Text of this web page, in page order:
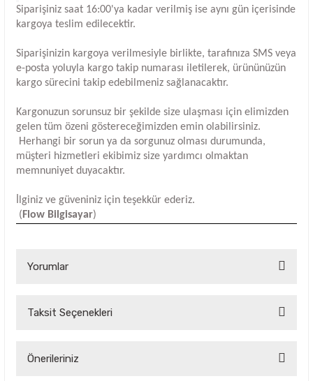
Siparişiniz saat 16:00'ya kadar verilmiş ise aynı gün içerisinde
kargoya teslim edilecektir.
Siparişinizin kargoya verilmesiyle birlikte, tarafınıza SMS veya
e-posta yoluyla kargo takip numarası iletilerek, ürününüzün
kargo sürecini takip edebilmeniz sağlanacaktır.
Kargonuzun sorunsuz bir şekilde size ulaşması için elimizden
gelen tüm özeni göstereceğimizden emin olabilirsiniz.
Herhangi bir sorun ya da sorgunuz olması durumunda,
müşteri hizmetleri ekibimiz size yardımcı olmaktan
memnuniyet duyacaktır.
İlginiz ve güveniniz için teşekkür ederiz.
( Flow Bilgisayar)
Yorumlar
Bu ürüne ilk yorumu siz yapın!
Taksit Seçenekleri
Önerileriniz